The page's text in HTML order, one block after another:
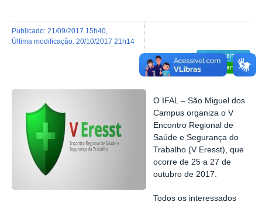
Compartilhar
Compartilhar
publicado: 21/09/2017 15h40
última modificação: 20/10/2017 21h14
O IFAL – São Miguel dos
Campus organiza o V
Encontro Regional de
Saúde e Segurança do
Trabalho (V Eresst), que
ocorre de 25 a 27 de
outubro de 2017.
Todos os interessados